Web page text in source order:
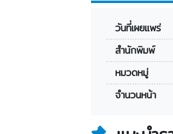
วันที่เผยแพร่
สำนักพิมพ์
หมวดหมู่
จำนวนหน้า